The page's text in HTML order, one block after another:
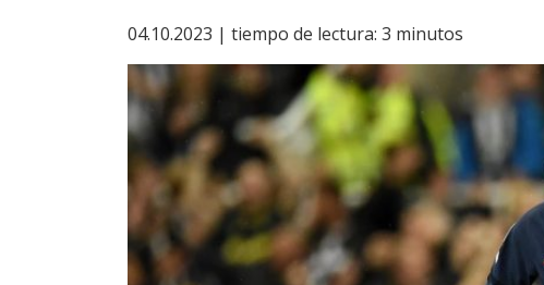
04.10.2023 | tiempo de lectura: 3 minutos